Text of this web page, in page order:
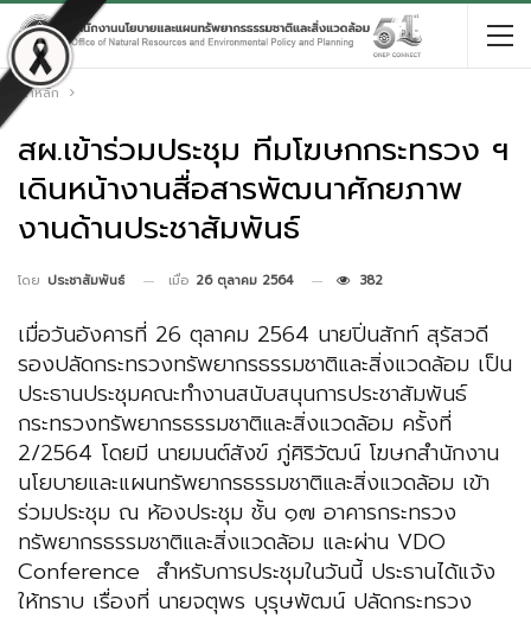
หน้าหลัก
สผ.เข้าร่วมประชุม ทีมโฆษกกระทรวง ฯ
เดินหน้างานสื่อสารพัฒนาศักยภาพ
งานด้านประชาสัมพันธ์
โดย ประชาสัมพันธ์ เมื่อ 26 ตุลาคม 2564 382
เมื่อวันอังคารที่ 26 ตุลาคม 2564 นายปิ่นสักท์ สุรัสวดี
รองปลัดกระทรวงทรัพยากรธรรมชาติและสิ่งแวดล้อม เป็น
ประธานประชุมคณะทำงานสนับสนุนการประชาสัมพันธ์
กระทรวงทรัพยากรธรรมชาติและสิ่งแวดล้อม ครั้งที่
2/2564 โดยมี นายมนต์สังข์ ภู่ศิริวัฒน์ โฆษกสำนักงาน
นโยบายและแผนทรัพยากรธรรมชาติและสิ่งแวดล้อม เข้า
ร่วมประชุม ณ ห้องประชุม ชั้น ๑๗ อาคารกระทรวง
ทรัพยากรธรรมชาติและสิ่งแวดล้อม และผ่าน VDO
Conference สำหรับการประชุมในวันนี้ ประธานได้แจ้ง
ให้ทราบ เรื่องที่ นายจตุพร บุรุษพัฒน์ ปลัดกระทรวง